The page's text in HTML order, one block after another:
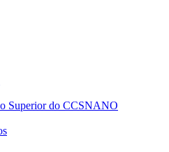
Superior do CCSNANO